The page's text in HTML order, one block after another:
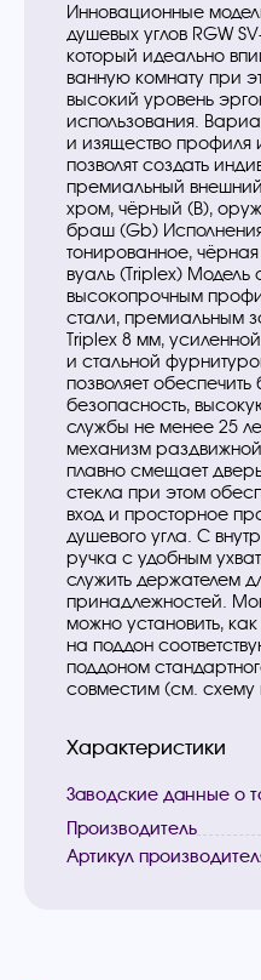
Инновационные
душевых углов RGW
который идеально
ванную комнату при
высокий уровень
использования.
и изящество
позволят создать
премиальный
хром, чёрный (B),
браш (Gb)
тонированное, чёрная
вуаль (Triplex)
высокопрочным
стали, премиальным
Triplex 8 мм,
и стальной
позволяет
безопасность,
службы не менее 25
механизм
плавно смещает
стекла при этом
вход и просторное
душевого угла. С
ручка с удобным
служить держателем
принадлежностей.
можно установить,
на поддон
поддоном
совместим (см. схему
Характеристики
Заводские данные о
Производитель
Артикул